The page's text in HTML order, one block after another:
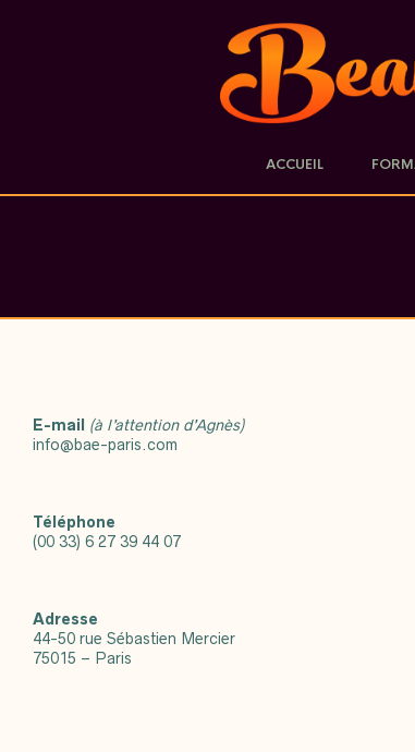
ACCUEIL
E-mail
(à l’attention d’Agnès)
info@bae-paris.com
Téléphone
(00 33) 6 27 39 44 07
Adresse
44-50 rue Sébastien Mercier
75015 – Paris